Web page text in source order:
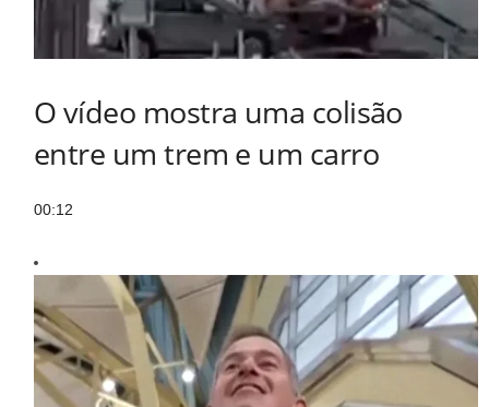
O vídeo mostra uma colisão
entre um trem e um carro
00:12